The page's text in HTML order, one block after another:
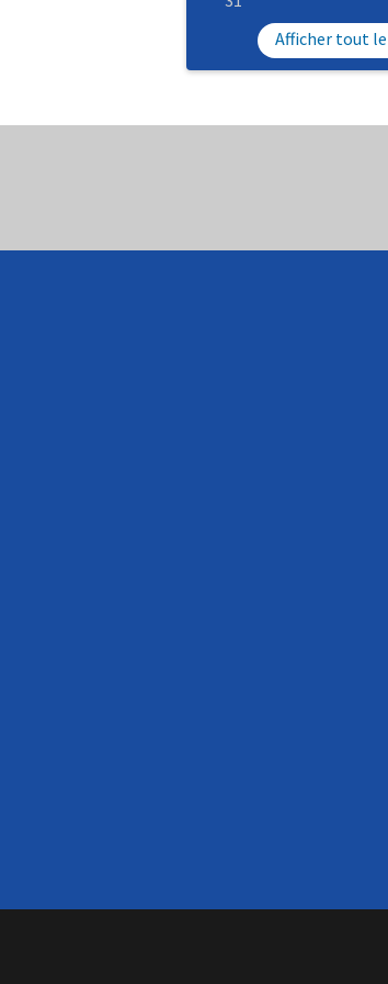
Afficher tout